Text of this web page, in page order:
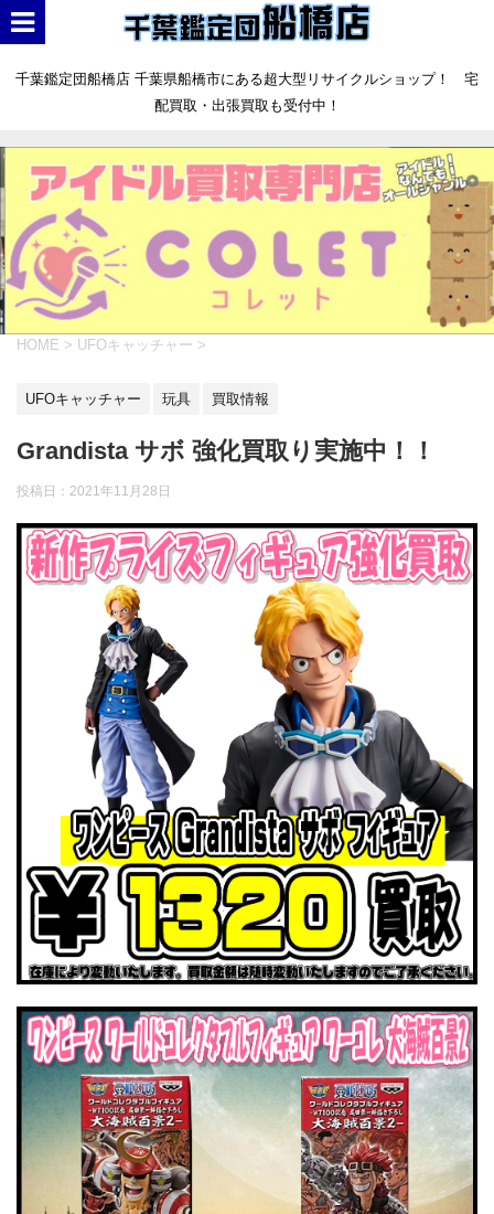
千葉鑑定団船橋店 千葉県船橋市にある超大型リサイクルショップ！ 宅
配買取・出張買取も受付中！
HOME > UFOキャッチャー >
UFOキャッチャー 玩具 買取情報
Grandista サボ 強化買取り実施中！！
投稿日： 2021年11月28日